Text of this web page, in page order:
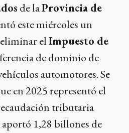
tributaria
1,28 billones de
Agencia de Recaudación
Aires(ARBA).
Impuesto de Sellos para la